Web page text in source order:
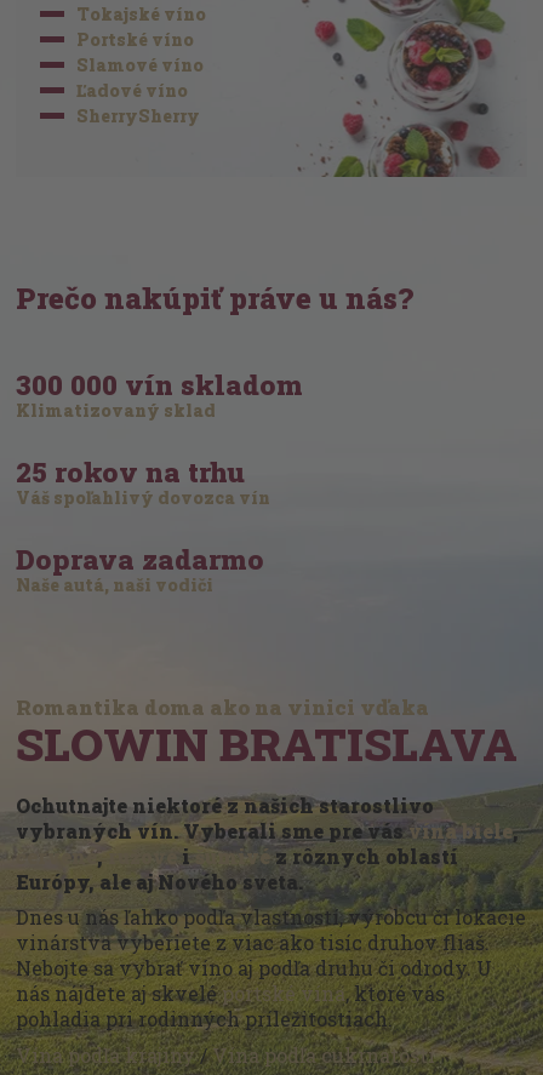
Tokajské víno
Portské víno
Slamové víno
Ľadové víno
SherrySherry
Prečo nakúpiť práve u nás?
300 000 vín skladom
Klimatizovaný sklad
25 rokov na trhu
Váš spoľahlivý dovozca vín
Doprava zadarmo
Naše autá, naši vodiči
Romantika doma ako na vinici vďaka
SLOWIN BRATISLAVA
Ochutnajte niektoré z našich starostlivo
vybraných vín. Vyberali sme pre vásvína biele,
červené, i šumivéz rôznych oblastí
Európy, ale aj Nového sveta.
Dnes u nás ľahko podľa vlastností, výrobcu či lokácie
vinárstva vyberiete z viac ako tisíc druhov fliaš.
Nebojte sa vybrať víno aj podľa druhu či odrody. U
nás nájdete aj skveléportské vína, ktoré vás
pohladia pri rodinných príležitostiach.
Vína podľa krajiny/Vína podľa cukrnatosti